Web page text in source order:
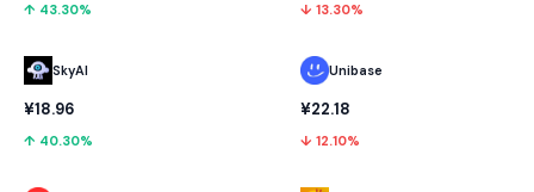
↑ 43.30%
SkyAI
¥18.96
↑ 40.30%
↓ 13.30%
Unibase
¥22.18
↓ 12.10%